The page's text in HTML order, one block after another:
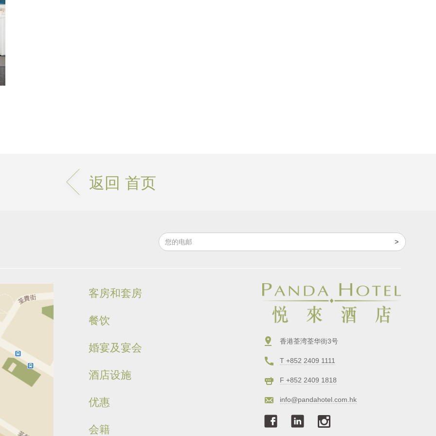
返回 首页
客房和套房
餐饮
婚宴及宴会
酒店设施
优惠
会籍
香港荃湾荃华街3号
T +852 2409 1111
F +852 2409 1818
info@pandahotel.com.hk